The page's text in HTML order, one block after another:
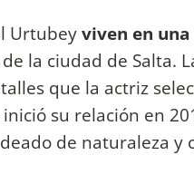
Urtubeyviven en una
la ciudad de Salta.
que la actriz
su relación en
de naturaleza y